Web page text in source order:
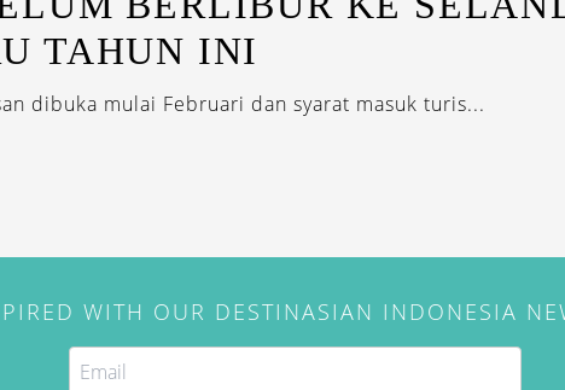
TAHUN INI
dibuka mulai Februari dan syarat masuk turis...
WITH OUR DESTINASIAN INDONESIA